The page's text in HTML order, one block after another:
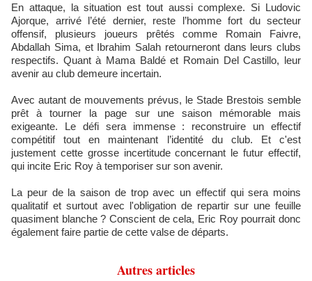
En attaque, la situation est tout aussi complexe. Si Ludovic
Ajorque, arrivé l’été dernier, reste l’homme fort du secteur
offensif, plusieurs joueurs prêtés comme Romain Faivre,
Abdallah Sima, et Ibrahim Salah retourneront dans leurs clubs
respectifs. Quant à Mama Baldé et Romain Del Castillo, leur
avenir au club demeure incertain.
Avec autant de mouvements prévus, le Stade Brestois semble
prêt à tourner la page sur une saison mémorable mais
exigeante. Le défi sera immense : reconstruire un effectif
compétitif tout en maintenant l’identité du club. Et c'est
justement cette grosse incertitude concernant le futur effectif,
qui incite Eric Roy à temporiser sur son avenir.
La peur de la saison de trop avec un effectif qui sera moins
qualitatif et surtout avec l'obligation de repartir sur une feuille
quasiment blanche ? Conscient de cela, Eric Roy pourrait donc
également faire partie de cette valse de départs.
Autres articles